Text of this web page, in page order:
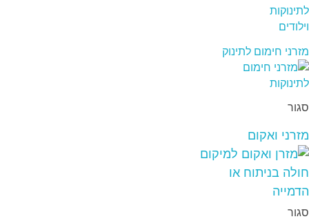
מזרני חימום לתינוק
סגור
מזרני ואקום
סגור